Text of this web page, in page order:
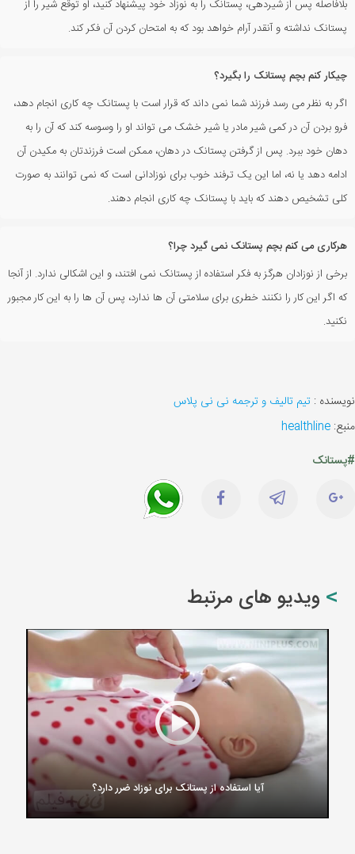
بلافاصله پس از شیردهی، پستانک را به نوزاد خود پیشنهاد کنید، او توقع شیر را از
پستانک نداشته و آنقدر آرام خواهد بود که به امتحان کردن آن فکر کند.
چیکار کنم بچم پستانک را بگیرد؟
اگر به نظر می رسد فرزند شما نمی داند که قرار است با پستانک چه کاری انجام دهد،
فرو بردن آن در کمی شیر مادر یا شیر خشک می تواند او را وسوسه کند که آن را به
دهان خود ببرد. پس از گرفتن پستانک در دهان، ممکن است فرزندتان به مکیدن آن
ادامه دهد یا نه، اما این یک ترفند خوب برای نوزادانی است که نمی توانند به صورت
کلی تشخیص دهند که باید با پستانک چه کاری انجام دهند.
هرکاری می کنم بچم پستانک نمی گیرد چرا؟
برخی از نوزادان هرگز به فکر استفاده از پستانک نمی ‌افتند، و این اشکالی ندارد. از آنجا
که اگر این کار را نکنند خطری برای سلامتی آن ها ندارد، پس آن ها را به این کار مجبور
نکنید.
نویسنده : تیم تالیف و ترجمه نی نی پلاس
منبع: healthline
#پستانک
ویدیو های مرتبط
آیا استفاده از پستانک برای نوزاد ضرر دارد؟